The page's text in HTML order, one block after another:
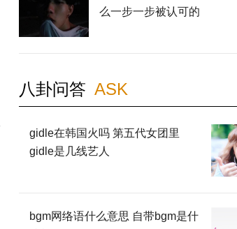
么一步一步被认可的
八卦问答 ASK
gidle在韩国火吗 第五代女团里
gidle是几线艺人
bgm网络语什么意思 自带bgm是什